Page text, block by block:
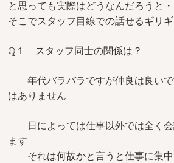
と思っても実際はどうなんだろうと・
そこでスタッフ目線での話せるギリ
ℚ１ スタッフ同士の関係は？
年代バラバラですが仲良は良いで
はありません
日によっては仕事以外では全く会
ます
それは何故かと言うと仕事に集中